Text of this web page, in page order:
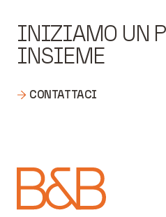
INIZIAMO UN
INSIEME
CONTATTACI